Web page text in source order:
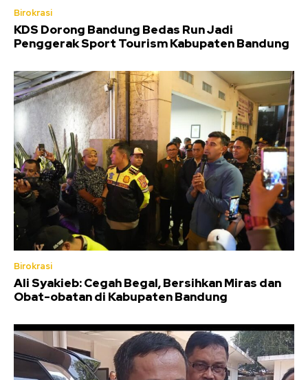
Birokrasi
KDS Dorong Bandung Bedas Run Jadi
Penggerak Sport Tourism Kabupaten Bandung
Birokrasi
Ali Syakieb: Cegah Begal, Bersihkan Miras dan
Obat-obatan di Kabupaten Bandung